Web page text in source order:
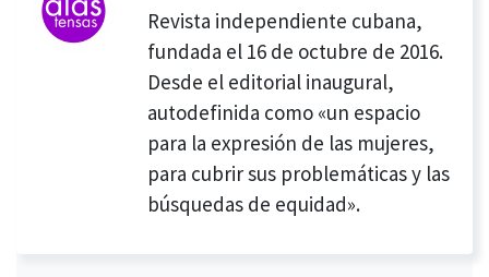
Revista independiente cubana,
fundada el 16 de octubre de 2016.
Desde el editorial inaugural,
autodefinida como «un espacio
para la expresión de las mujeres,
para cubrir sus problemáticas y las
búsquedas de equidad».